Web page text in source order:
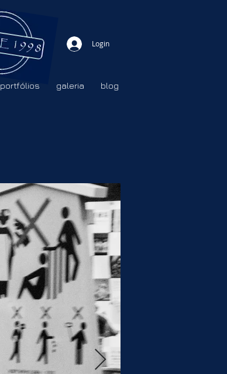
Login
portfólios galeria blog